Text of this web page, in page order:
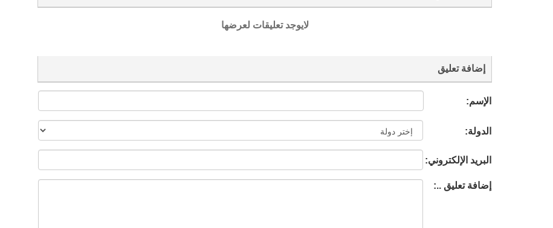
لايوجد تعليقات لعرضها
إضافة تعليق
الإسم:
الدولة:
البريد الإلكتروني:
إضافة تعليق ..: